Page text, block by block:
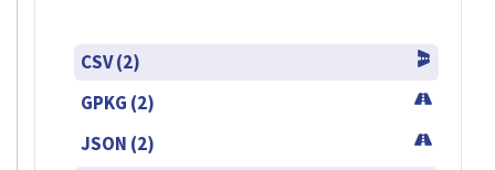
CSV (2)
GPKG (2)
JSON (2)